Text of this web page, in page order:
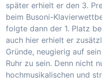
später erhielt er den 3.
beim Busoni-
folgte dann der 1. Platz
auch hier erhielt er
Gründe, neugierig auf
Ruhr zu sein. Denn nicht
hochmusikalischen und